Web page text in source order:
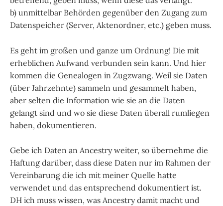
b) unmittelbar Behörden gegenüber den Zugang zum
Datenspeicher (Server, Aktenordner, etc.) geben muss.
Es geht im großen und ganze um Ordnung! Die mit
erheblichen Aufwand verbunden sein kann. Und hier
kommen die Genealogen in Zugzwang. Weil sie Daten
(über Jahrzehnte) sammeln und gesammelt haben,
aber selten die Information wie sie an die Daten
gelangt sind und wo sie diese Daten überall rumliegen
haben, dokumentieren.
Gebe ich Daten an Ancestry weiter, so übernehme die
Haftung darüber, dass diese Daten nur im Rahmen der
Vereinbarung die ich mit meiner Quelle hatte
verwendet und das entsprechend dokumentiert ist.
DH ich muss wissen, was Ancestry damit macht und